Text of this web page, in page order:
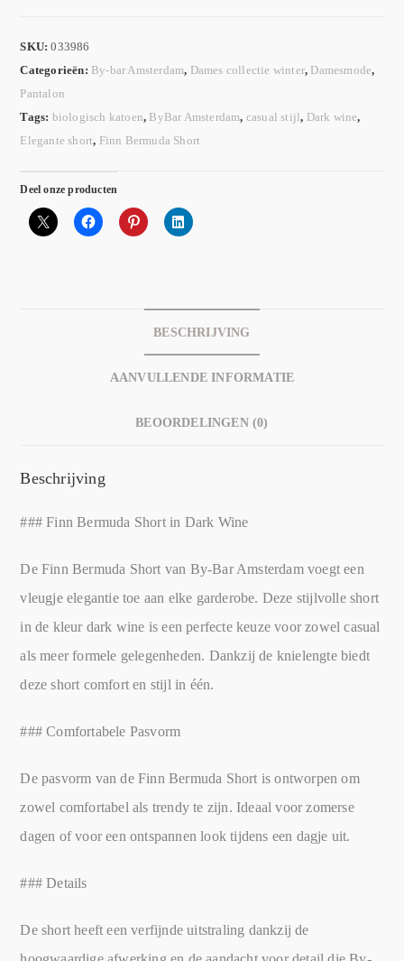
SKU:033986
Categorieën: By-bar Amsterdam, Dames collectie winter, Damesmode,
Pantalon
Tags: biologisch katoen, ByBar Amsterdam, casual stijl, Dark wine,
Elegante short, Finn Bermuda Short
Deel onze producten
BESCHRIJVING
AANVULLENDE INFORMATIE
BEOORDELINGEN (0)
Beschrijving
### Finn Bermuda Short in Dark Wine
De Finn Bermuda Short van By-Bar Amsterdam voegt een
vleugje elegantie toe aan elke garderobe. Deze stijlvolle short
in de kleur dark wine is een perfecte keuze voor zowel casual
als meer formele gelegenheden. Dankzij de knielengte biedt
deze short comfort en stijl in één.
### Comfortabele Pasvorm
De pasvorm van de Finn Bermuda Short is ontworpen om
zowel comfortabel als trendy te zijn. Ideaal voor zomerse
dagen of voor een ontspannen look tijdens een dagje uit.
### Details
De short heeft een verfijnde uitstraling dankzij de